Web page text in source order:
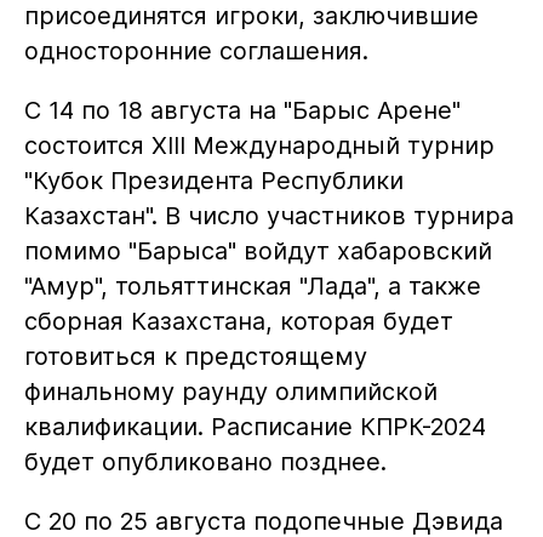
присоединятся игроки, заключившие
односторонние соглашения.
С 14 по 18 августа на "Барыс Арене"
состоится XIII Международный турнир
"Кубок Президента Республики
Казахстан". В число участников турнира
помимо "Барыса" войдут хабаровский
"Амур", тольяттинская "Лада", а также
сборная Казахстана, которая будет
готовиться к предстоящему
финальному раунду олимпийской
квалификации. Расписание КПРК-2024
будет опубликовано позднее.
С 20 по 25 августа подопечные Дэвида